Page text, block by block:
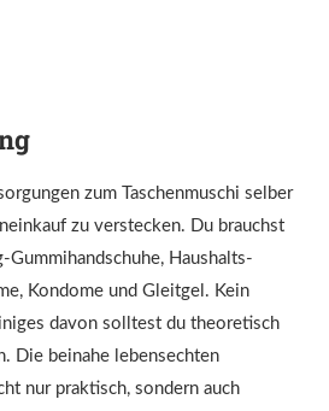
zum Taschenmuschi selber
zu verstecken. Du brauchst
Haushalts-
Kondome und Gleitgel. Kein
davon solltest du theoretisch
Die beinahe lebensechten
nur praktisch, sondern auch